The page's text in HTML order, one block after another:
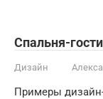
Спальня-
Дизайн
Примеры